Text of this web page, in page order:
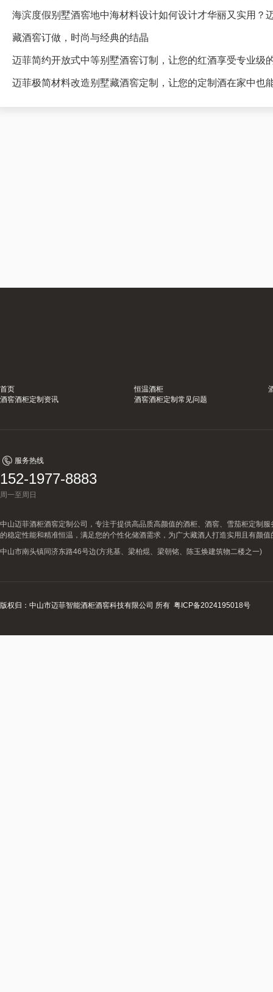
海滨度假别墅酒窖地中海材料设计如何设计才华丽又实用？
藏酒窖订做，时尚与经典的结晶
迈菲简约开放式中等别墅酒窖订制，让您的红酒享受专业级
迈菲极简材料改造别墅藏酒窖定制，让您的定制酒在家中也
首页 恒温酒柜
酒窖酒柜定制资讯
酒窖酒柜定制常见问题
服务热线
152-1977-8883
周一至周日
中山迈菲酒柜酒窖定制公司，专注于提供高品质高颜值的酒柜、酒窖、雪茄柜定制
的稳定性能和精准恒温，满足您的个性化储酒需求，为广大藏酒人打造实用且有颜值
中山市南头镇同济东路46号边(方兆基、梁柏焜、梁朝铭、陈玉焕建筑物二楼之一)
版权归：中山市迈菲智能酒柜酒窖科技有限公司 所有 粤ICP备2024195018号